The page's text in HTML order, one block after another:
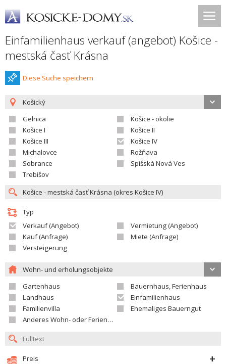
Einfamilienhaus verkauf (angebot) Košice -
mestská časť Krásna
Diese Suche speichern
Košický
Gelnica
Košice - okolie
Košice I
Košice II
Košice III
Košice IV
Michalovce
Rožňava
Sobrance
Spišská Nová Ves
Trebišov
Typ
Verkauf (Angebot)
Vermietung (Angebot)
Kauf (Anfrage)
Miete (Anfrage)
Versteigerung
Wohn- und erholungsobjekte
Gartenhaus
Bauernhaus, Ferienhaus
Landhaus
Einfamilienhaus
Familienvilla
Ehemaliges Bauerngut
Anderes Wohn- oder Ferienobjekt
Preis